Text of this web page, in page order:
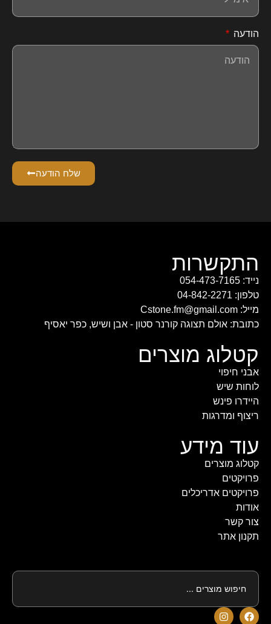
הודעה
שלח הודעה
התקשרות
נייד: 054-473-7165
טלפון: 04-842-2271
מייל: Cstone.fm@gmail.com
כתובת: אולם תצוגה קורנר סטון - אבן ושיש, כפר יאסיף
קטלוג מוצרים
אבני חיפוי
לוחות שיש
היידרו פינש
ריצוף ומדרגות
עוד מידע
קטלוג מוצרים
פרויקטים
פרויקטים אדריכלים
אודות
צור קשר
תקנון אתר